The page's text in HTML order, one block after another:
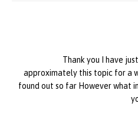
Thank you I have
approximately this topic for a
found out so far However what